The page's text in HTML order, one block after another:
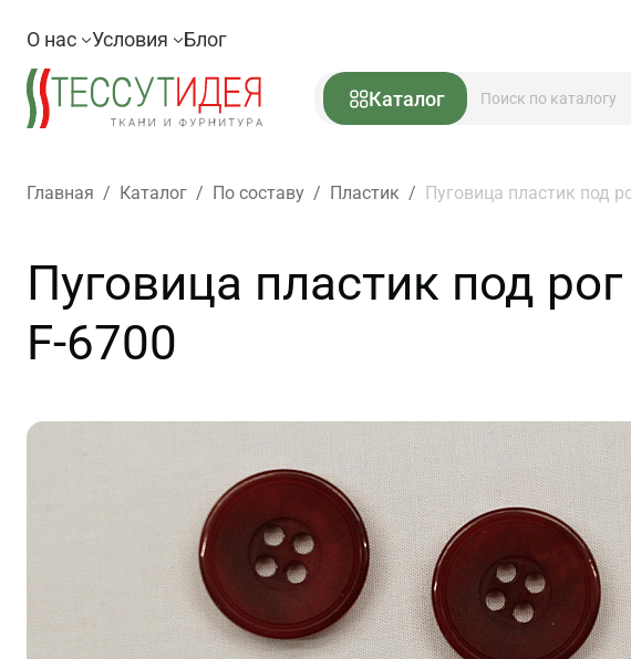
О нас Условия Блог
Каталог
Главная / Каталог / По составу / Пластик / Пуговица пластик под
Пуговица пластик под
F-6700